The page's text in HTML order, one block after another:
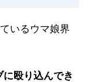
いるウマ娘界
殴り込んでき